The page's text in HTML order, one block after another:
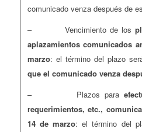
comunicado venza después de
– Vencimiento de los
aplazamientos comunicados
marzo: el término del plazo
que el comunicado venza
– Plazos para
requerimientos, etc.,
14 de marzo: el término del